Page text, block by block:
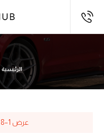
الرئيسية
عرض 1–8 من أصل 12 نتيجة